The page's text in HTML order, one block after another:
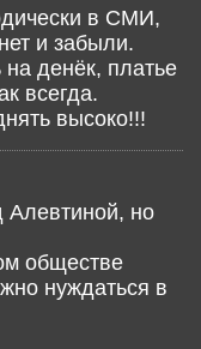
в СМИ,
и забыли.
денёк, платье
всегда.
высоко!!!
Алевтиной, но
обществе
нуждаться в